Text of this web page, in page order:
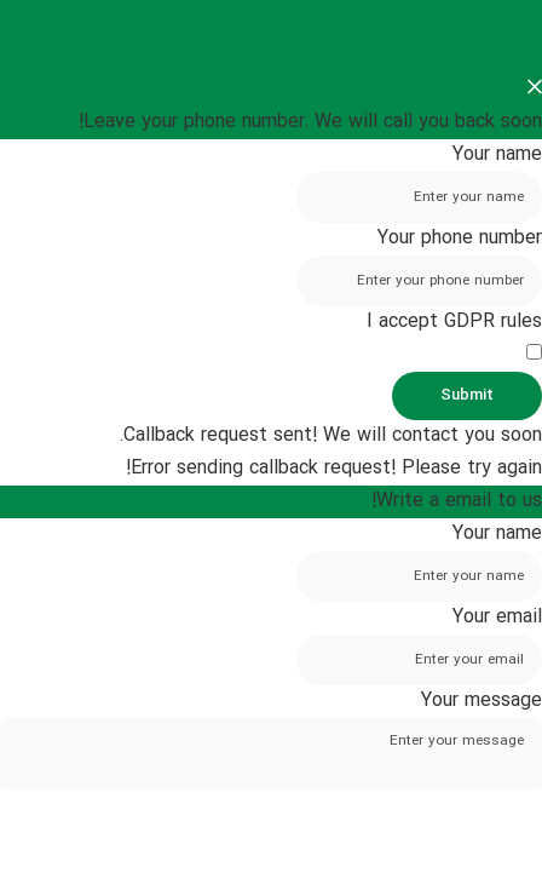
Leave your phone number. We will call you back soon!
Your name
Your phone number
I accept GDPR rules
Submit
Callback request sent! We will contact you soon.
Error sending callback request! Please try again!
Write a email to us!
Your name
Your email
Your message